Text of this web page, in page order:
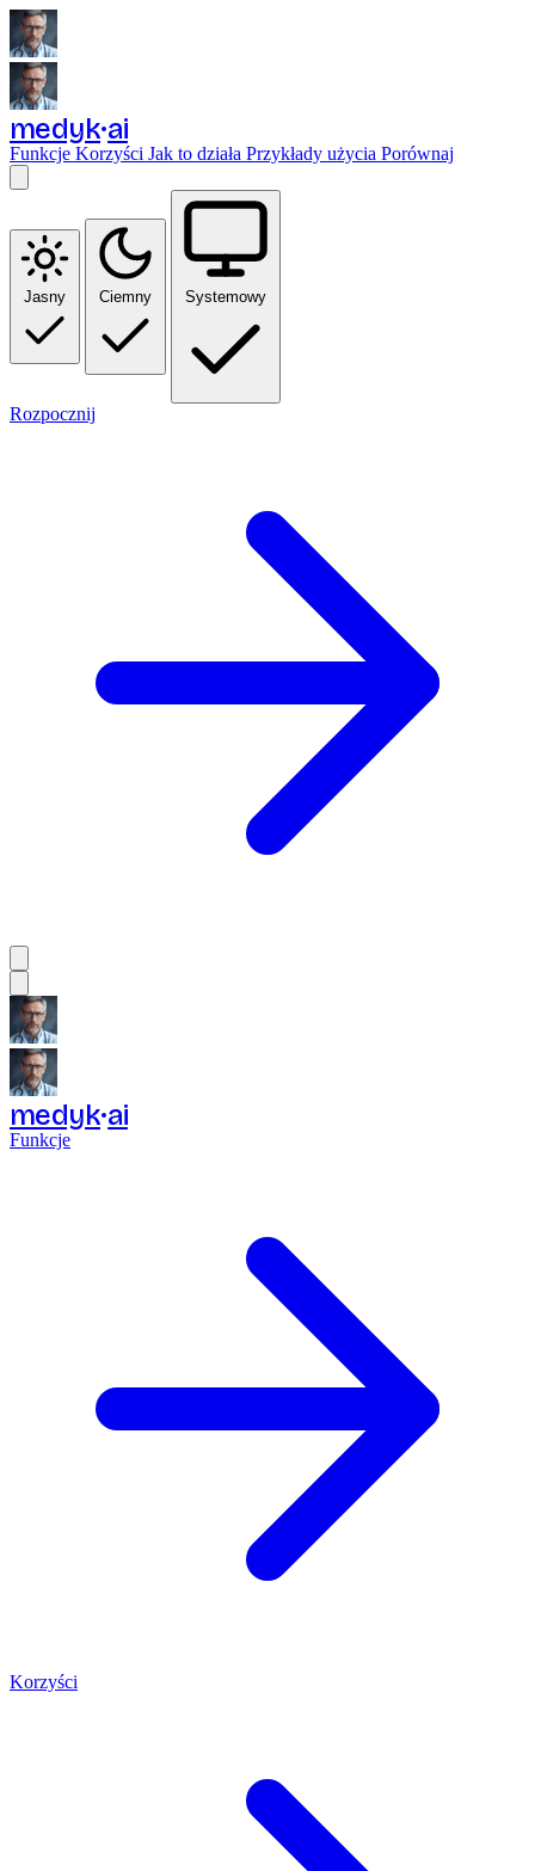
medyk ai
Funkcje Korzyści Jak to działa Przykłady użycia Porównaj
Jasny Ciemny Systemowy
Rozpocznij
medyk ai
Funkcje
Korzyści